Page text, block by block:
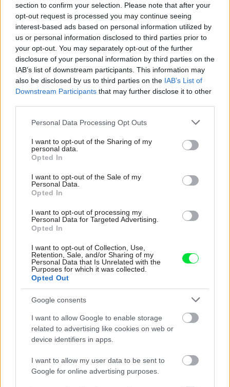
section to confirm your selection. Please note that after your
opt-out request is processed you may continue seeing
interest-based ads based on personal information utilized by
us or personal information disclosed to third parties prior to
your opt-out. You may separately opt-out of the further
disclosure of your personal information by third parties on the
IAB’s list of downstream participants. This information may
also be disclosed by us to third parties on the IAB’s List of
Downstream Participants that may further disclose it to other
Please note that this website/app uses one or more Google
not limited to your visit or usage behaviour. You may click to
grant or deny consent to Google and its third-party tags to
use your data for below specified purposes in below Google
consent section.
Personal Data Processing Opt Outs
I want to opt-out of the Sharing of my
personal data.
Opted In
I want to opt-out of the Sale of my
Personal Data.
Opted In
I want to opt-out of processing my
Personal Data for Targeted Advertising.
Opted In
I want to opt-out of Collection, Use,
Retention, Sale, and/or Sharing of my
Personal Data that Is Unrelated with the
Purposes for which it was collected.
Opted Out
Google consents
I want to allow Google to enable storage
related to advertising like cookies on web or
device identifiers in apps.
I want to allow my user data to be sent to
Google for online advertising purposes.
1474037
Ukážka z publikácie:
Kategória: Aktuality
Zdieľať článok